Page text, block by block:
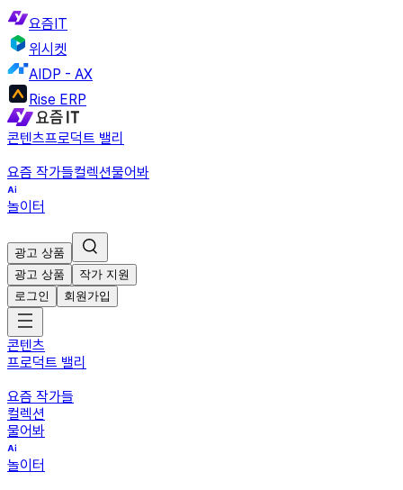
요즘IT
위시켓
AIDP - AX
Rise ERP
콘텐츠프로덕트 밸리
요즘 작가들컬렉션물어봐
놀이터
광고 상품
광고 상품
작가 지원
로그인
회원가입
콘텐츠
프로덕트 밸리
요즘 작가들
컬렉션
물어봐
놀이터